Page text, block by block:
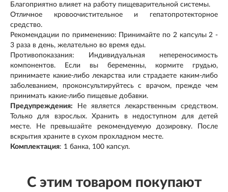
Благоприятно влияет на работу пищеварительной системы.
Отличное кровоочистительное и гепатопротекторное
средство.
Рекомендации по применению: Принимайте по 2 капсулы 2 -
3 раза в день, желательно во время еды.
Противопоказания: Индивидуальная непереносимость
компонентов. Если вы беременны, кормите грудью,
принимаете какие-либо лекарства или страдаете каким-либо
заболеванием, проконсультируйтесь с врачом, прежде чем
принимать какие-либо пищевые добавки.
Предупреждения: Не является лекарственным средством.
Только для взрослых. Хранить в недоступном для детей
месте. Не превышайте рекомендуемую дозировку. После
вскрытия храните в сухом прохладном месте.
Комплектация: 1 банка, 100 капсул.
С этим товаром покупают